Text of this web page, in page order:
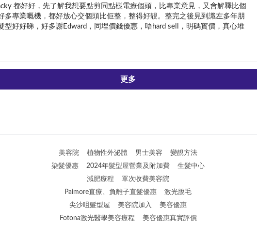
都好好，先了解我想要點剪同點樣電療個頭，比專業意見，又會解釋比個
多專業嘅機，都好放心交個頭比佢整，整得好靚。整完之後見到識左多年朋
型好好睇，好多謝Edward，同埋價錢優惠，唔hard sell，明碼實價，真心堆
更多
美容院 植物性外泌體 男士美容
變靚方法
染髮優惠
2024年髮型屋營業及附加費
生髮中心
減肥療程
單次收費美容院
Paimore直療、負離子直髮優惠
激光脫毛
尖沙咀髮型屋
美容院加入
美容優惠
Fotona激光醫學美容療程
美容優惠真實評價